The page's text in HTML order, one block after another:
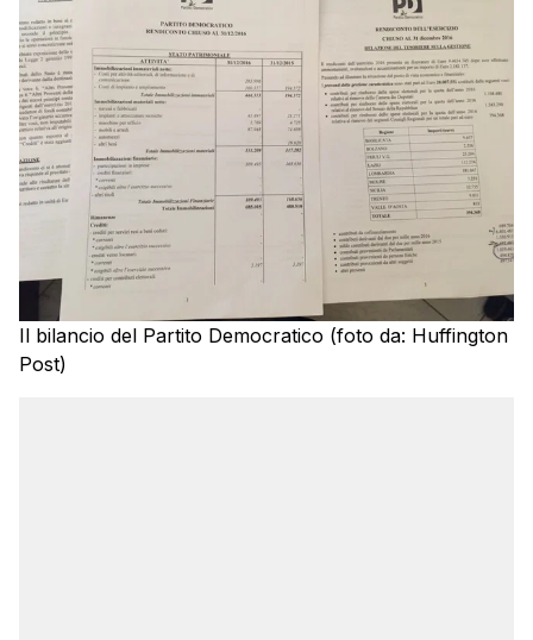
Il bilancio del Partito Democratico (foto da: Huffington
Post)